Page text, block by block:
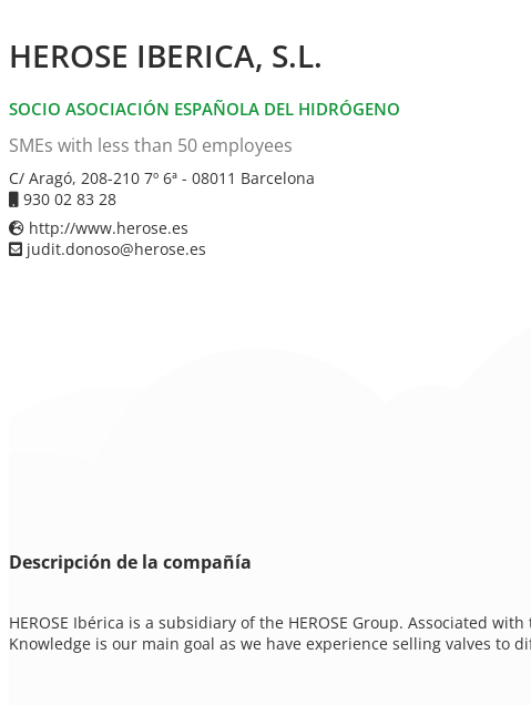
HEROSE IBERICA, S.L.
SOCIO ASOCIACIÓN ESPAÑOLA DEL HIDRÓGENO
SMEs with less than 50 employees
C/ Aragó, 208-210 7º 6ª - 08011 Barcelona
930 02 83 28
http://www.herose.es
judit.donoso@herose.es
Descripción de la compañía
HEROSE Ibérica is a subsidiary of the HEROSE Group. Associated
Knowledge is our main goal as we have experience selling valves